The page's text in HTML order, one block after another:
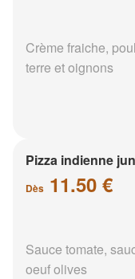
Crème fraiche,
terre et oignons
Pizza indienne
Dès 11.50 €
Sauce tomate,
oeuf olives